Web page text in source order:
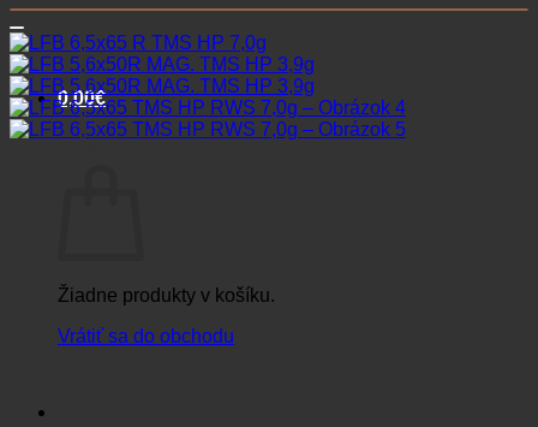
0,00€
Žiadne produkty v košíku.
Vrátiť sa do obchodu